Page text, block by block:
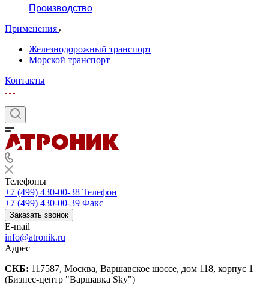
Производство
Применения
Железнодорожный транспорт
Морской транспорт
Контакты
Телефоны
+7 (499) 430-00-38 Телефон
+7 (499) 430-00-39 Факс
Заказать звонок
E-mail
info@atronik.ru
Адрес
СКБ: 117587, Москва, Варшавское шоссе, дом 118, корпус 1
(Бизнес-центр "Варшавка Sky")